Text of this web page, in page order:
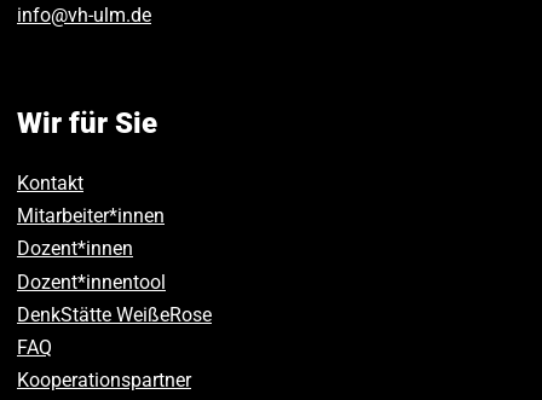
info@vh-ulm.de
Wir für Sie
Kontakt
Mitarbeiter*innen
Dozent*innen
Dozent*innentool
DenkStätte WeißeRose
FAQ
Kooperationspartner